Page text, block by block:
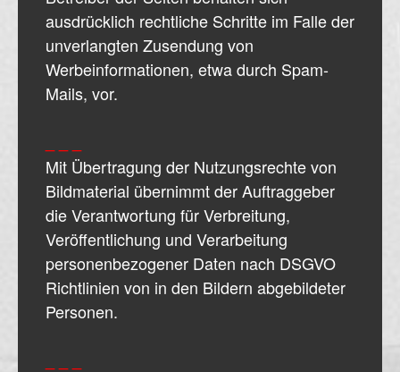
ausdrücklich rechtliche Schritte im Falle der
unverlangten Zusendung von
Werbeinformationen, etwa durch Spam-
Mails, vor.
Mit Übertragung der Nutzungsrechte von
Bildmaterial übernimmt der Auftraggeber
die Verantwortung für Verbreitung,
Veröffentlichung und Verarbeitung
personenbezogener Daten nach DSGVO
Richtlinien von in den Bildern abgebildeter
Personen.